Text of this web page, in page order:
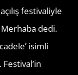
festivaliyle
dedi.
isimli
Festival’in